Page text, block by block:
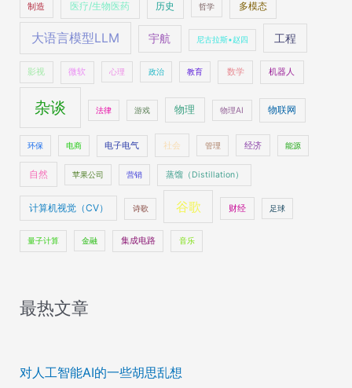
制造 医疗/生物医药 历史 哲学 多模态
大语言模型LLM 宇航 尼古拉斯•赵四 工程
影视 微软 心理 政治 教育 数学 机器人
杂谈 法律 游戏 物理 物理AI 物联网
环保 电商 电子电气 社会 管理 经济 能源
自然 苹果公司 营销 蒸馏（Distillation）
计算机视觉（CV） 诗歌 谷歌 财经 足球
量子计算 金融 集成电路 音乐
最热文章
对人工智能AI的一些胡思乱想